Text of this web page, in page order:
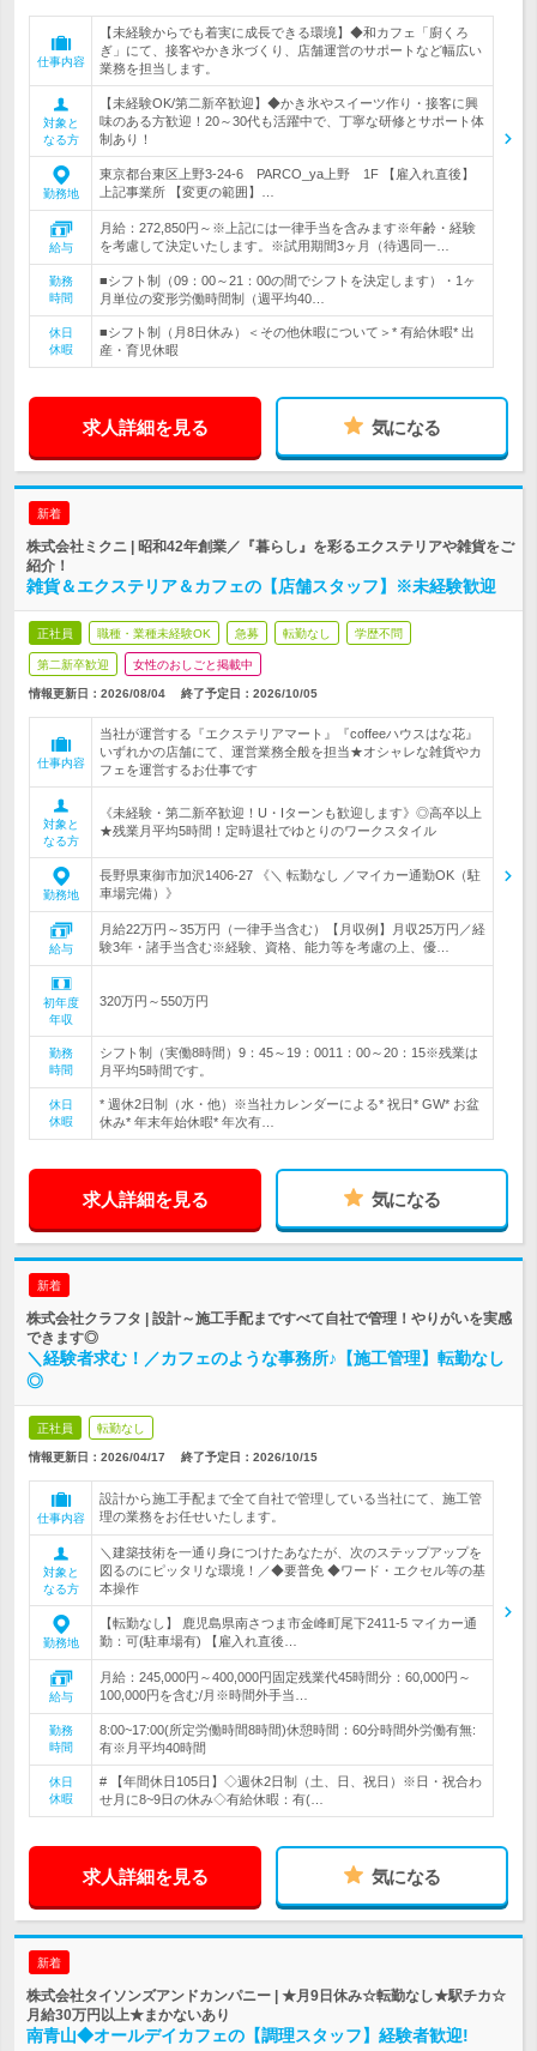
仕事内容
【未経験からでも着実に成長できる環境】◆和カフェ「廚くろ
ぎ」にて、接客やかき氷づくり、店舗運営のサポートなど幅広い
業務を担当します。
対象と
なる方
【未経験OK/第二新卒歓迎】◆かき氷やスイーツ作り・接客に興
味のある方歓迎！20～30代も活躍中で、丁寧な研修とサポート体
制あり！
勤務地
東京都台東区上野3-24-6 PARCO_ya上野 1F 【雇入れ直後】
上記事業所 【変更の範囲】…
給与
月給：272,850円～※上記には一律手当を含みます※年齢・経験
を考慮して決定いたします。※試用期間3ヶ月（待遇同一…
勤務
時間
■シフト制（09：00～21：00の間でシフトを決定します）・1ヶ
月単位の変形労働時間制（週平均40…
休日
休暇
■シフト制（月8日休み）＜その他休暇について＞* 有給休暇* 出
産・育児休暇
求人詳細を見る 気になる
新着
株式会社ミクニ | 昭和42年創業／『暮らし』を彩るエクステリアや雑貨をご
紹介！
雑貨＆エクステリア＆カフェの【店舗スタッフ】※未経験歓迎
正社員 職種・業種未経験OK 急募 転勤なし 学歴不問
第二新卒歓迎 女性のおしごと掲載中
情報更新日：2026/08/04 終了予定日： 2026/10/05
仕事内容
当社が運営する『エクステリアマート』『coffeeハウスはな花』
いずれかの店舗にて、運営業務全般を担当★オシャレな雑貨やカ
フェを運営するお仕事です
対象と
なる方
《未経験・第二新卒歓迎！U・Iターンも歓迎します》◎高卒以上
★残業月平均5時間！定時退社でゆとりのワークスタイル
勤務地
長野県東御市加沢1406-27 《＼ 転勤なし ／マイカー通勤OK（駐
車場完備）》
給与
月給22万円～35万円（一律手当含む）【月収例】月収25万円／経
験3年・諸手当含む※経験、資格、能力等を考慮の上、優…
初年度
年収
320万円～550万円
勤務
時間
シフト制（実働8時間）9：45～19：0011：00～20：15※残業は
月平均5時間です。
休日
休暇
* 週休2日制（水・他）※当社カレンダーによる* 祝日* GW* お盆
休み* 年末年始休暇* 年次有…
求人詳細を見る 気になる
新着
株式会社クラフタ | 設計～施工手配まですべて自社で管理！やりがいを実感
できます◎
＼経験者求む！／カフェのような事務所♪【施工管理】転勤なし
◎
正社員 転勤なし
情報更新日：2026/04/17 終了予定日： 2026/10/15
仕事内容
設計から施工手配まで全て自社で管理している当社にて、施工管
理の業務をお任せいたします。
対象と
なる方
＼建築技術を一通り身につけたあなたが、次のステップアップを
図るのにピッタリな環境！／◆要普免 ◆ワード・エクセル等の基
本操作
勤務地
【転勤なし】 鹿児島県南さつま市金峰町尾下2411-5 マイカー通
勤：可(駐車場有) 【雇入れ直後…
給与
月給：245,000円～400,000円固定残業代45時間分：60,000円～
100,000円を含む/月※時間外手当…
勤務
時間
8:00~17:00(所定労働時間8時間)休憩時間：60分時間外労働有無:
有※月平均40時間
休日
休暇
# 【年間休日105日】◇週休2日制（土、日、祝日）※日・祝合わ
せ月に8~9日の休み◇有給休暇：有(…
求人詳細を見る 気になる
新着
株式会社タイソンズアンドカンパニー | ★月9日休み☆転勤なし★駅チカ☆
月給30万円以上★まかないあり
南青山◆オールデイカフェの【調理スタッフ】経験者歓迎!